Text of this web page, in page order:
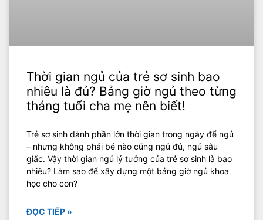
Thời gian ngủ của trẻ sơ sinh bao
nhiêu là đủ? Bảng giờ ngủ theo từng
tháng tuổi cha mẹ nên biết!
Trẻ sơ sinh dành phần lớn thời gian trong ngày để ngủ
– nhưng không phải bé nào cũng ngủ đủ, ngủ sâu
giấc. Vậy thời gian ngủ lý tưởng của trẻ sơ sinh là bao
nhiêu? Làm sao để xây dựng một bảng giờ ngủ khoa
học cho con?
ĐỌC TIẾP »